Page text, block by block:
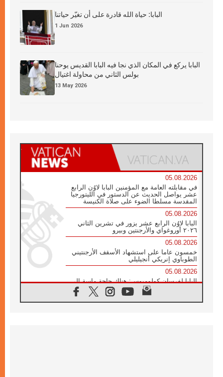
البابا: حياة الله قادرة على أن تغيّر حياتنا
1 Jun 2026
البابا يركع في المكان الذي نجا فيه البابا القديس يوحنا
بولس الثاني من محاولة اغتيال
13 May 2026
05.08.2026
في مقابلته العامة مع المؤمنين البابا لاوُن الرابع
عشر يواصل الحديث عن الدستور في الليتورجيا
المقدسة مسلطا الضوء على صلاة الكنيسة
05.08.2026
البابا لاوُن الرابع عشر يزور في تشرين الثاني
٢٠٢٦ أوروغواي والأرجنتين وبيرو
05.08.2026
خمسون عاما على استشهاد الأسقف الأرجنتيني
الطوباوي إنريكي أنجيليلي
05.08.2026
البابا لفرسان كولومبوس: هناك حاجة ماسة إلى
أنبياء تناغم يسعون إلى بناء الجسور
04.08.2026